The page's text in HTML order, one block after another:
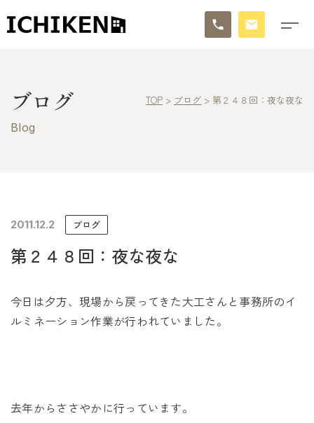
ブログ
イチケンの家づくり
モデルハウス
未来に住み継ぐ平屋
お問い合わせ
ブログ
Blog
TOP > ブログ > 第２４８回：夜な夜な
2011.12.2 ブログ
第２４８回：夜な夜な
今日は夕方、現場から戻ってきた大工さんと事務所のイ
ルミネーション作業が行われていました。
去年からささやかに行っています。